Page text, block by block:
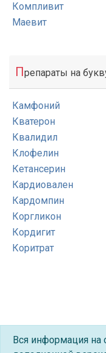
Компливит
Маевит
Препараты на
Камфоний
Кватерон
Квалидил
Клофелин
Кетансерин
Кардиовален
Кардомпин
Коргликон
Кордигит
Коритрат
Вся информация на